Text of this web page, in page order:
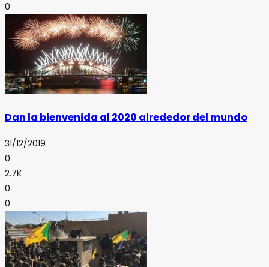
0
Dan la bienvenida al 2020 alrededor del mundo
31/12/2019
0
2.7K
0
0